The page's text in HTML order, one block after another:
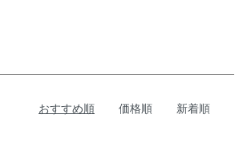
おすすめ順 価格順 新着順